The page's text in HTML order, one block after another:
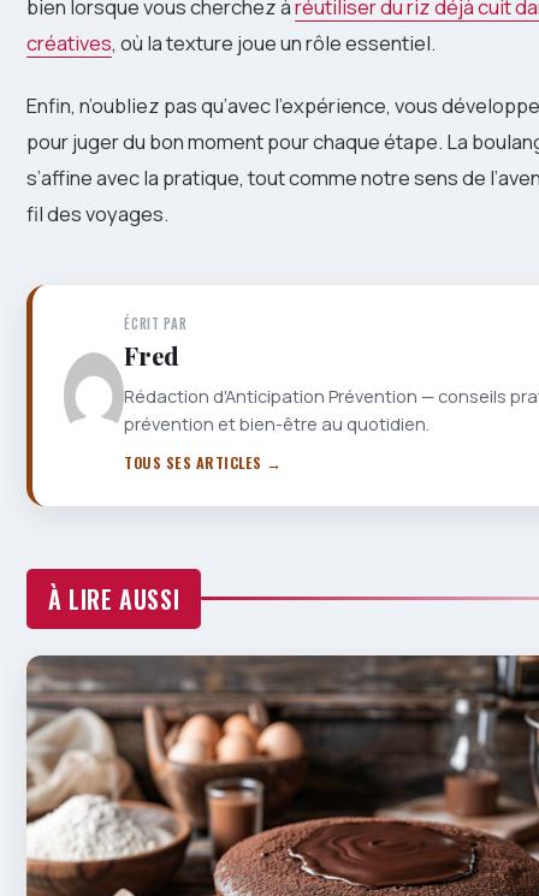
bien lorsque vous cherchez àréutiliser du riz déjà cuit
créatives, où la texture joue un rôle essentiel.
Enfin, n’oubliez pas qu’avec l’expérience, vous
pour juger du bon moment pour chaque étape. La
s’affine avec la pratique, tout comme notre sens de
fil des voyages.
ÉCRIT PAR
Fred
Rédaction d'Anticipation Prévention — conseils
prévention et bien-être au quotidien.
TOUS SES ARTICLES →
À LIRE AUSSI